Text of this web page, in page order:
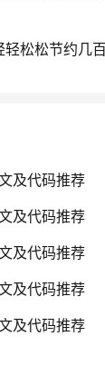
松松节约几
及代码推荐
及代码推荐
及代码推荐
及代码推荐
及代码推荐